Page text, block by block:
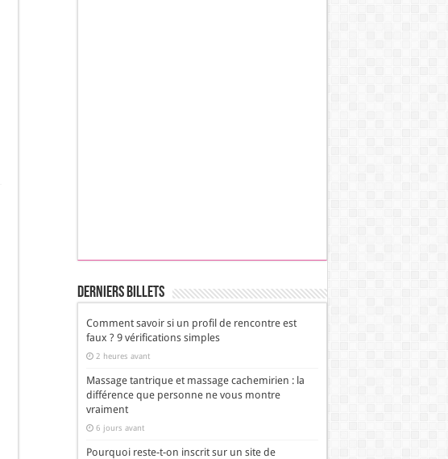
Derniers Billets
Comment savoir si un profil de rencontre est
faux ? 9 vérifications simples
2 heures avant
Massage tantrique et massage cachemirien : la
différence que personne ne vous montre
vraiment
6 jours avant
Pourquoi reste-t-on inscrit sur un site de